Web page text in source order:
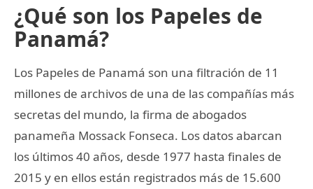
¿Qué son los Papeles de
Panamá?
Los Papeles de Panamá son una filtración de 11
millones de archivos de una de las compañías más
secretas del mundo, la firma de abogados
panameña Mossack Fonseca. Los datos abarcan
los últimos 40 años, desde 1977 hasta finales de
2015 y en ellos están registrados más de 15.600